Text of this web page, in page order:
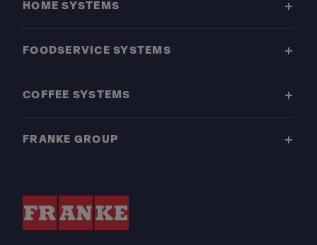
HOME SYSTEMS
FOODSERVICE SYSTEMS
COFFEE SYSTEMS
FRANKE GROUP